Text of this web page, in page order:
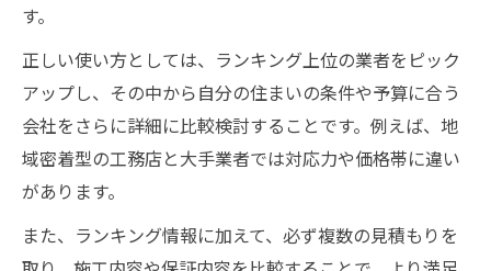
す。
正しい使い方としては、ランキング上位の業者をピック
アップし、その中から自分の住まいの条件や予算に合う
会社をさらに詳細に比較検討することです。例えば、地
域密着型の工務店と大手業者では対応力や価格帯に違い
があります。
また、ランキング情報に加えて、必ず複数の見積もりを